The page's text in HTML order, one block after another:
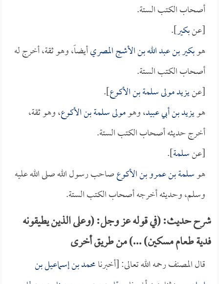
أصحاب الكتب الستة.
[عنبكير].
هوبكير بن عبد الله بن الأشج المصريأيضاً، وهو ثقة، أخرج له
أصحاب الكتب الستة.
[عنيزيد مولى سلمة بن الأكوع].
هويزيد بن أبي عبيد، وهومولى سلمة بن الأكوع، وهو ثقة،
أخرج حديثه أصحاب الكتب الستة.
[عنسلمة].
هوسلمة بن عمرو بن الأكوعصاحب رسول الله صلى الله عليه
وسلم، وحديثه أخرجه أصحاب الكتب الستة.
شرح حديث: (في قوله عز وجل: (وعلى الذين يطيقونه
فدية طعام مسكين) ...) من طريق أخرى
قال المصنف رحمه الله تعالى: [أخبرنامحمد بن إسماعيل بن